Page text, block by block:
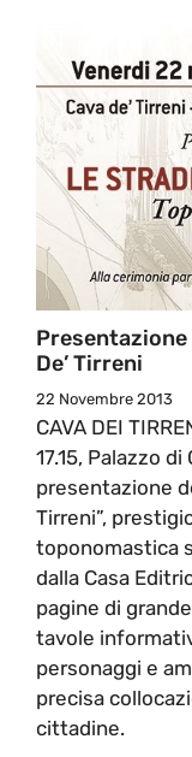
Presentazione
De’ Tirreni
22 Novembre 2013
CAVA DEI
17.15, Palazzo di
presentazione
Tirreni”,
toponomastica
dalla Casa
pagine di
tavole
personaggi e
precisa
cittadine.